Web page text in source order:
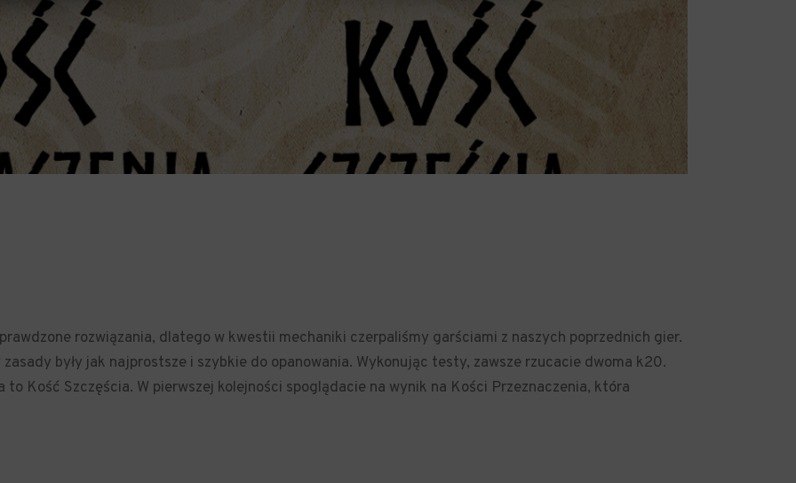
rozwiązania, dlatego w kwestii mechaniki czerpaliśmy garściami z naszych poprzednich gier.
były jak najprostsze i szybkie do opanowania. Wykonując testy, zawsze rzucacie dwoma k20.
Kość Szczęścia. W pierwszej kolejności spoglądacie na wynik na Kości Przeznaczenia, która